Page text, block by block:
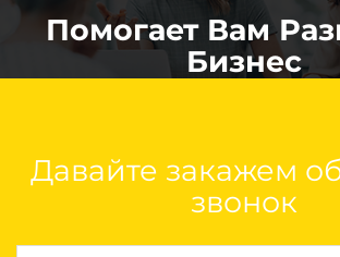
Помогает Вам
Бизнес
Давайте закажем
звонок